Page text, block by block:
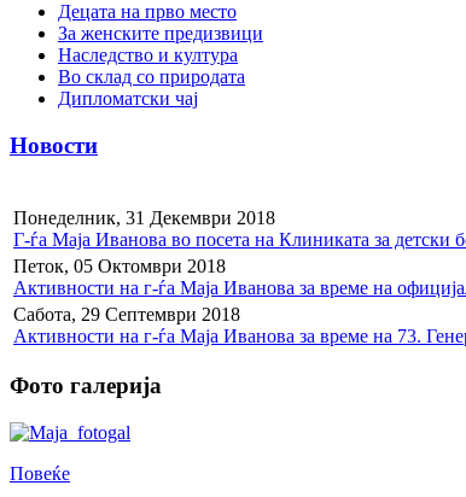
Децата на прво место
За женските предизвици
Наследство и култура
Во склад со природата
Дипломатски чај
Новости
Понеделник, 31 Декември 2018
Г-ѓа Маја Иванова во посета на Клиниката за
Петок, 05 Октомври 2018
Активности на г-ѓа Маја Иванова за време на
Сабота, 29 Септември 2018
Активности на г-ѓа Маја Иванова за време на 73.
Фото галерија
Повеќе